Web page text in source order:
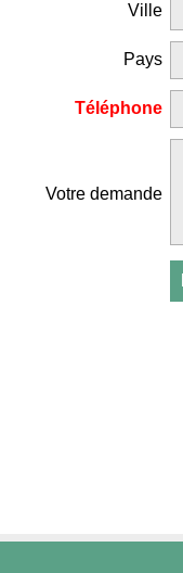
Ville
Pays
Téléphone
Votre demande